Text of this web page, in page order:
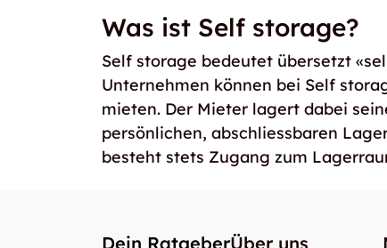
Was ist Self storage?
Self storage bedeutet übersetzt
Unternehmen können bei Self
mieten. Der Mieter lagert dabei
persönlichen, abschliessbaren
besteht stets Zugang zum
Dein RatgeberÜber uns